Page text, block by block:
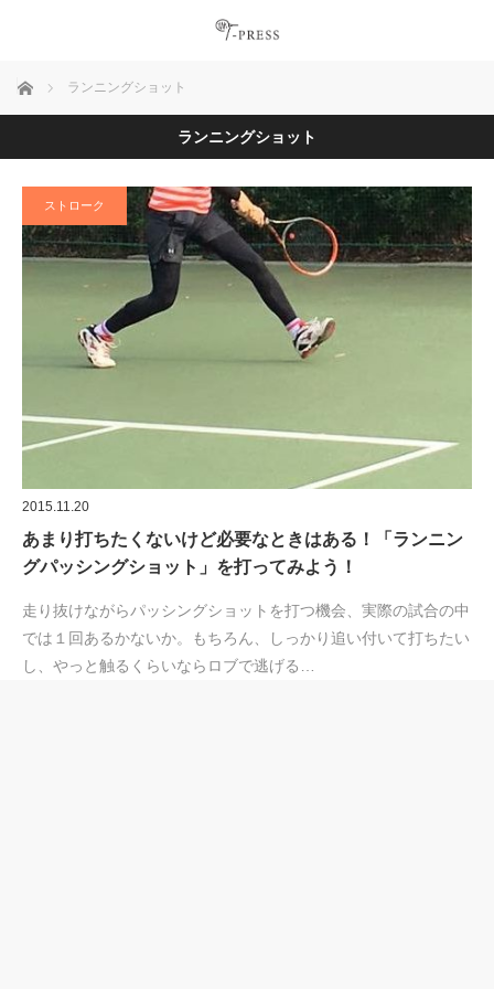
ホーム ランニングショット
ランニングショット
ストローク
2015.11.20
あまり打ちたくないけど必要なときはある！「ランニン
グパッシングショット」を打ってみよう！
走り抜けながらパッシングショットを打つ機会、実際の試合の中
では１回あるかないか。もちろん、しっかり追い付いて打ちたい
し、やっと触るくらいならロブで逃げる…